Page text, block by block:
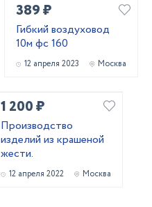
389 ₽
Гибкий воздуховод
10м фс 160
12 апреля 2023 Москва
1 200 ₽
Производство
изделий из крашеной
жести.
12 апреля 2022 Москва